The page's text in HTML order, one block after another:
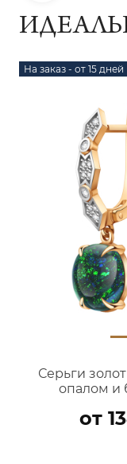
На заказ - от 15 дней
Серьги
опалом и
от